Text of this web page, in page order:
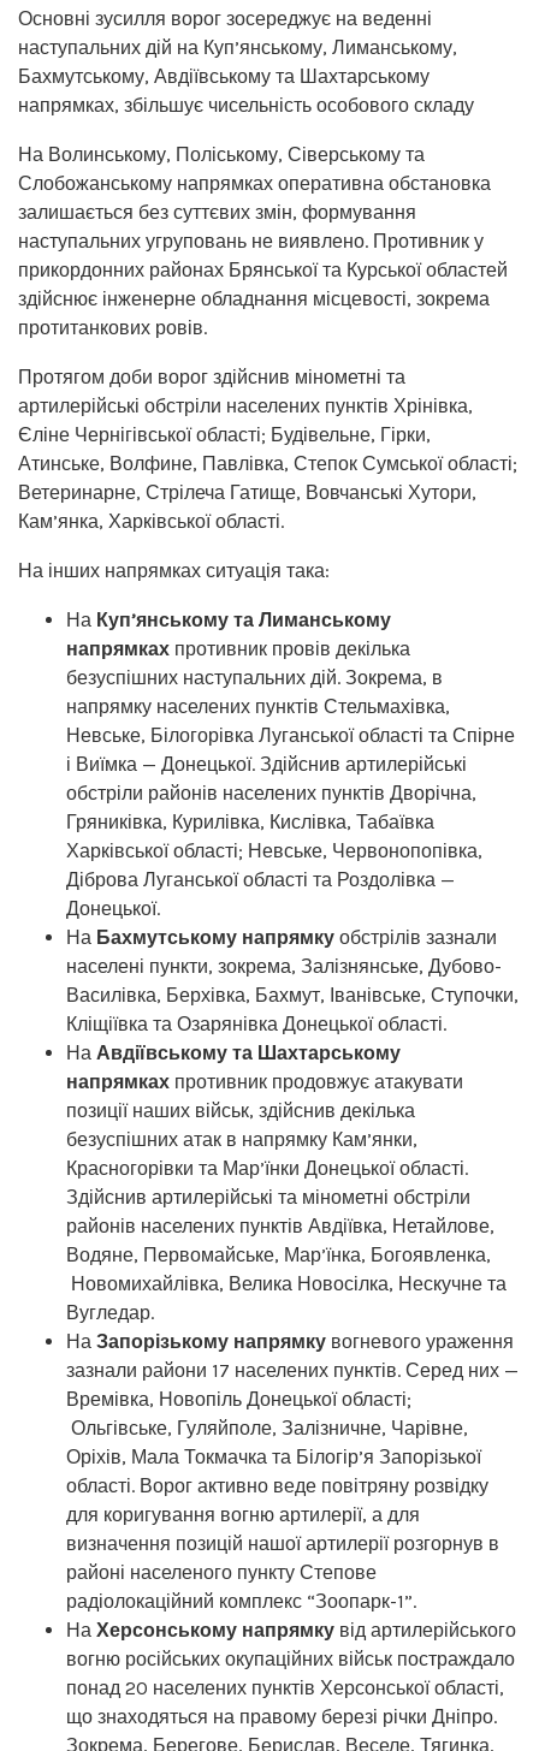
Основні зусилля ворог зосереджує на веденні
наступальних дій на Куп’янському, Лиманському,
Бахмутському, Авдіївському та Шахтарському
напрямках, збільшує чисельність особового складу
На Волинському, Поліському, Сіверському та
Слобожанському напрямках оперативна обстановка
залишається без суттєвих змін, формування
наступальних угруповань не виявлено. Противник у
прикордонних районах Брянської та Курської областей
здійснює інженерне обладнання місцевості, зокрема
протитанкових ровів.
Протягом доби ворог здійснив мінометні та
артилерійські обстріли населених пунктів Хрінівка,
Єліне Чернігівської області; Будівельне, Гірки,
Атинське, Волфине, Павлівка, Степок Сумської області;
Ветеринарне, Стрілеча Гатище, Вовчанські Хутори,
Кам’янка, Харківської області.
На інших напрямках ситуація така:
На Куп’янському та Лиманському
напрямках противник провів декілька
безуспішних наступальних дій. Зокрема, в
напрямку населених пунктів Стельмахівка,
Невське, Білогорівка Луганської області та Спірне
і Виїмка — Донецької. Здійснив артилерійські
обстріли районів населених пунктів Дворічна,
Гряниківка, Курилівка, Кислівка, Табаївка
Харківської області; Невське, Червонопопівка,
Діброва Луганської області та Роздолівка —
Донецької.
На Бахмутському напрямку обстрілів зазнали
населені пункти, зокрема, Залізнянське, Дубово-
Василівка, Берхівка, Бахмут, Іванівське, Ступочки,
Кліщіївка та Озарянівка Донецької області.
На Авдіївському та Шахтарському
напрямках противник продовжує атакувати
позиції наших військ, здійснив декілька
безуспішних атак в напрямку Кам’янки,
Красногорівки та Мар’їнки Донецької області.
Здійснив артилерійські та мінометні обстріли
районів населених пунктів Авдіївка, Нетайлове,
Водяне, Первомайське, Мар’їнка, Богоявленка,
Новомихайлівка, Велика Новосілка, Нескучне та
Вугледар.
На Запорізькому напрямку вогневого ураження
зазнали райони 17 населених пунктів. Серед них —
Времівка, Новопіль Донецької області;
Ольгівське, Гуляйполе, Залізничне, Чарівне,
Оріхів, Мала Токмачка та Білогір’я Запорізької
області. Ворог активно веде повітряну розвідку
для коригування вогню артилерії, а для
визначення позицій нашої артилерії розгорнув в
районі населеного пункту Степове
радіолокаційний комплекс “Зоопарк-1”.
На Херсонському напрямку від артилерійського
вогню російських окупаційних військ постраждало
понад 20 населених пунктів Херсонської області,
що знаходяться на правому березі річки Дніпро.
Зокрема, Берегове, Берислав, Веселе, Тягинка,